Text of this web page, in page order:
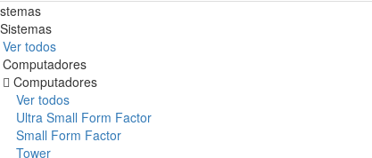
Sistemas
Ver todos
Computadores
Computadores
Ver todos
Ultra Small Form Factor
Small Form Factor
Tower